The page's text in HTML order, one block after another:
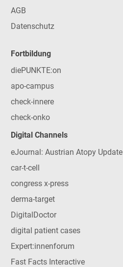
AGB
Datenschutz
Fortbildung
diePUNKTE:on
apo-campus
check-innere
check-onko
Digital Channels
eJournal: Austrian Atopy Update
car-t-cell
congress x-press
derma-target
DigitalDoctor
digital patient cases
Expert:innenforum
Fast Facts Interactive